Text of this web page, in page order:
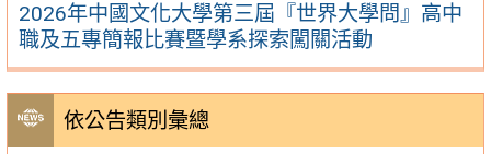
2026年中國文化大學第三屆『世界大學問』高中
職及五專簡報比賽暨學系探索闖關活動
依公告類別彙總